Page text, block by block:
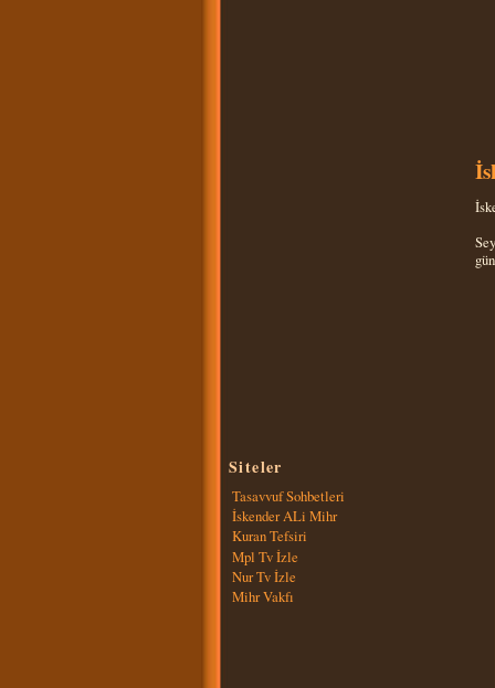
Siteler
Tasavvuf Sohbetleri
İskender ALi Mihr
Kuran Tefsiri
Mpl Tv İzle
Nur Tv İzle
Mihr Vakfı